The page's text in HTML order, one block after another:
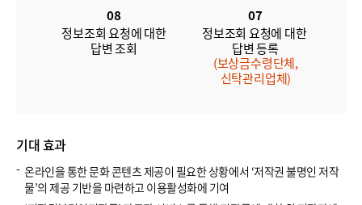
기대 효과
온라인을 통한 문화 콘텐츠 제공이 필요한 상황에서 ‘저작권 불명인 저작
물’의 제공 기반을 마련하고 이용활성화에 기여